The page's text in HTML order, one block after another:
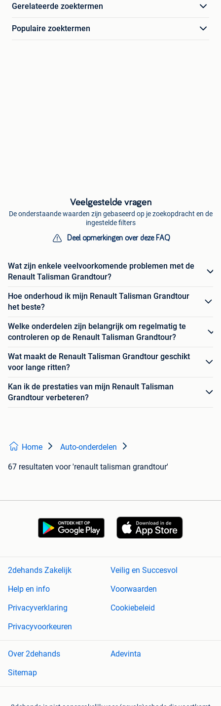
Gerelateerde zoektermen
Populaire zoektermen
Veelgestelde vragen
De onderstaande waarden zijn gebaseerd op je zoekopdracht en de
ingestelde filters
Deel opmerkingen over deze FAQ
Wat zijn enkele veelvoorkomende problemen met de
Renault Talisman Grandtour?
Hoe onderhoud ik mijn Renault Talisman Grandtour
het beste?
Welke onderdelen zijn belangrijk om regelmatig te
controleren op de Renault Talisman Grandtour?
Wat maakt de Renault Talisman Grandtour geschikt
voor lange ritten?
Kan ik de prestaties van mijn Renault Talisman
Grandtour verbeteren?
Home Auto-onderdelen
67 resultaten voor 'renault talisman grandtour'
2dehands Zakelijk
Veilig en Succesvol
Help en info
Voorwaarden
Privacyverklaring
Cookiebeleid
Privacyvoorkeuren
Over 2dehands
Adevinta
Sitemap